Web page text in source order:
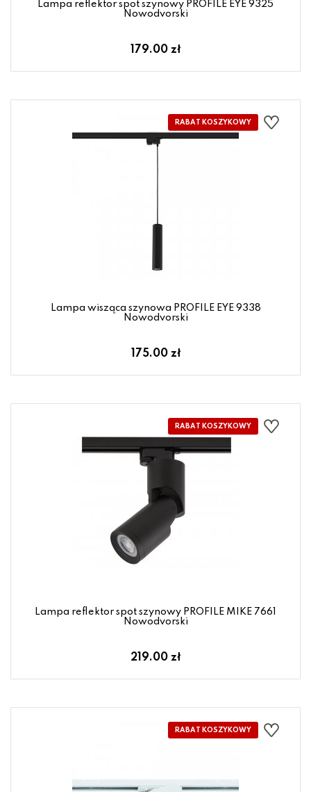
Lampa reflektor spot szynowy PROFILE EYE 9325
Nowodvorski
179.00 zł
Lampa wisząca szynowa PROFILE EYE 9338
Nowodvorski
175.00 zł
Lampa reflektor spot szynowy PROFILE MIKE 7661
Nowodvorski
219.00 zł